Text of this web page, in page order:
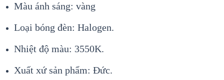
Màu ánh sáng: vàng
Loại bóng đèn: Halogen.
Nhiệt độ màu: 3550K.
Xuất xứ sản phẩm: Đức.